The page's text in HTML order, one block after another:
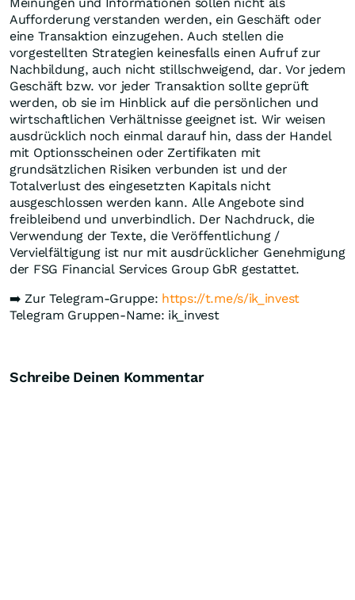
Aufforderung verstanden werden, ein Geschäft oder
eine Transaktion einzugehen. Auch stellen die
vorgestellten Strategien keinesfalls einen Aufruf zur
Nachbildung, auch nicht stillschweigend, dar. Vor jedem
Geschäft bzw. vor jeder Transaktion sollte geprüft
werden, ob sie im Hinblick auf die persönlichen und
wirtschaftlichen Verhältnisse geeignet ist. Wir weisen
ausdrücklich noch einmal darauf hin, dass der Handel
mit Optionsscheinen oder Zertifikaten mit
grundsätzlichen Risiken verbunden ist und der
Totalverlust des eingesetzten Kapitals nicht
ausgeschlossen werden kann. Alle Angebote sind
freibleibend und unverbindlich. Der Nachdruck, die
Verwendung der Texte, die Veröffentlichung /
Vervielfältigung ist nur mit ausdrücklicher Genehmigung
der FSG Financial Services Group GbR gestattet.
➡️ Zur Telegram-Gruppe: https://t.me/s/ik_invest
Telegram Gruppen-Name: ik_invest
Schreibe Deinen Kommentar